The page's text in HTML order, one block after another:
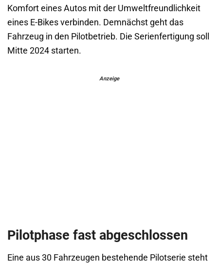
Komfort eines Autos mit der Umweltfreundlichkeit
eines E-Bikes verbinden. Demnächst geht das
Fahrzeug in den Pilotbetrieb. Die Serienfertigung soll
Mitte 2024 starten.
Anzeige
Pilotphase fast abgeschlossen
Eine aus 30 Fahrzeugen bestehende Pilotserie steht